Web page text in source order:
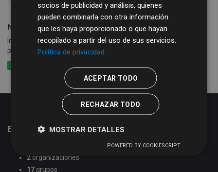
Núcleos de población de la Provincia de Salamanca
Información sobre Núcleos de población y municipio de
pertenencia en la Provincia de Salamanca
XLSX
Estadísticas del portal de datos abiertos
2 organizaciones
17 grupos
socios de publicidad y análisis, quienes
pueden combinarla con otra información
que les haya proporcionado o que hayan
recopilado a partir del uso de sus servicios.
Política de privacidad
ACEPTAR TODO
RECHAZAR TODO
MOSTRAR DETALLES
POWERED BY COOKIESCRIPT